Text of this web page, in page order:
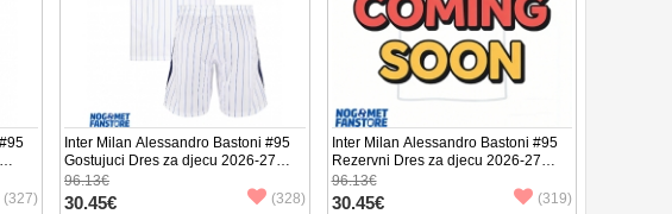
(327)
Inter Milan Alessandro Bastoni #95
Gostujuci Dres za djecu 2026-27
Kratak Rukav (+ Kratke hlače)
96.13€
30.45€ (328)
Inter Milan Alessandro Bastoni #95
Rezervni Dres za djecu 2026-27
Kratak Rukav (+ Kratke hlače)
96.13€
30.45€ (319)